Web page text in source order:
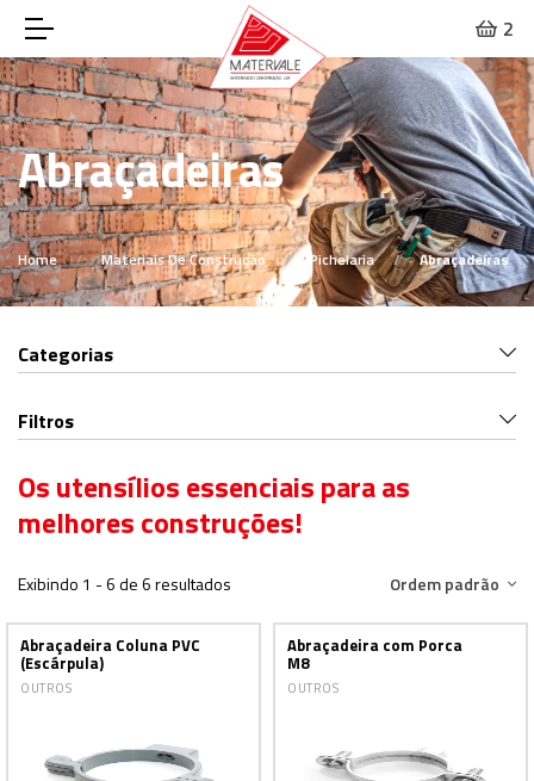
2
Abraçadeiras
Home Materiais De Construção Pichelaria Abraçadeiras
Categorias
Filtros
Os utensílios essenciais para as
melhores construções!
Exibindo 1 - 6 de 6 resultados Ordem padrão
Abraçadeira Coluna PVC
(Escárpula)
OUTROS
Abraçadeira com Porca
M8
OUTROS